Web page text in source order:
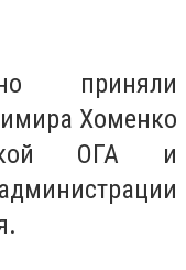
приняли
Хоменко
ОГА и